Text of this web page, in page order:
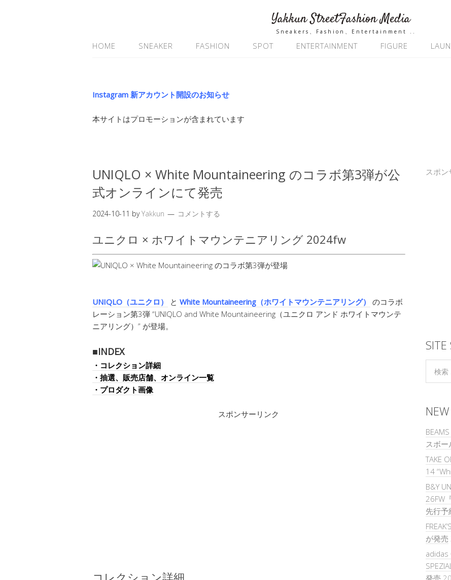
Yakkun StreetFashion Media
Sneakers、Fashion、Entertainment ..
HOME SNEAKER FASHION SPOT ENTERTAINMENT FIGURE
Instagram 新アカウント開設のお知らせ
本サイトはプロモーションが含まれています
UNIQLO × White Mountaineering のコラボ第3弾が公
式オンラインにて発売
2024-10-11 byYakkun コメントする
ユニクロ × ホワイトマウンテニアリング 2024fw
UNIQLO（ユニクロ） と White Mountaineering（ホワイトマウンテニアリング）
のコラボ
レーション第3弾 “UNIQLO and White Mountaineering（ユニクロ アンド ホワイトマウンテ
ニアリング）” が登場。
■INDEX
・コレクション詳細
・抽選、販売店舗、オンライン一覧
・プロダクト画像
スポンサーリンク
コレクション詳細
スポン
SITE
NEW
スボー
TAKE
14
B&Y
26FW
先行予
が発売
adidas
発売